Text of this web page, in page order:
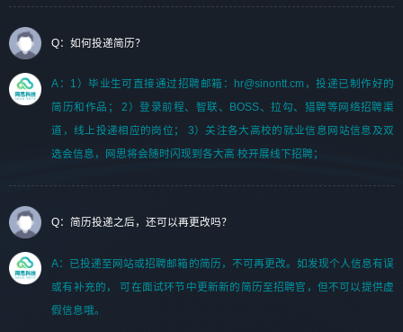
Q：如何投递简历？
A：1）毕业生可直接通过招聘邮箱：hr@sinontt.cm，投递已制作好的
简历和作品； 2）登录前程、智联、BOSS、拉勾、猎聘等网络招聘渠
道，线上投递相应的岗位； 3）关注各大高校的就业信息网站信息及双
选会信息，网思将会随时闪现到各大高 校开展线下招聘；
Q：简历投递之后，还可以再更改吗？
A：已投递至网站或招聘邮箱的简历，不可再更改。如发现个人信息有误
或有补充的， 可在面试环节中更新新的简历至招聘官，但不可以提供虚
假信息哦。